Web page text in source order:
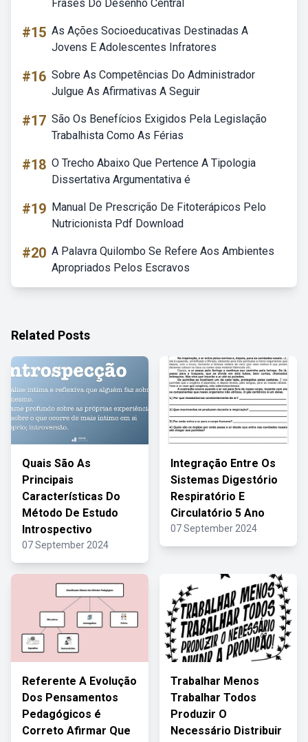
Frases Do Desenho Central
#15 As Ações Socioeducativas Destinadas A
Jovens E Adolescentes Infratores
#16 Sobre As Competências Do Administrador
Julgue As Afirmativas A Seguir
#17 São Os Benefícios Exigidos Pela Legislação
Trabalhista Como As Férias
#18 O Trecho Abaixo Que Pertence A Tipologia
Dissertativa Argumentativa é
#19 Manual De Prescrição De Fitoterápicos Pelo
Nutricionista Pdf Download
#20 A Palavra Quilombo Se Refere Aos Ambientes
Apropriados Pelos Escravos
Related Posts
Quais São As
Principais
Características Do
Método De Estudo
Introspectivo
07 September 2024
Integração Entre Os
Sistemas Digestório
Respiratório E
Circulatório 5 Ano
07 September 2024
Referente A Evolução
Dos Pensamentos
Pedagógicos é
Correto Afirmar Que
Trabalhar Menos
Trabalhar Todos
Produzir O
Necessário Distribuir